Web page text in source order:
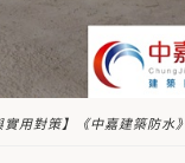
用對策】《中嘉建築防水》